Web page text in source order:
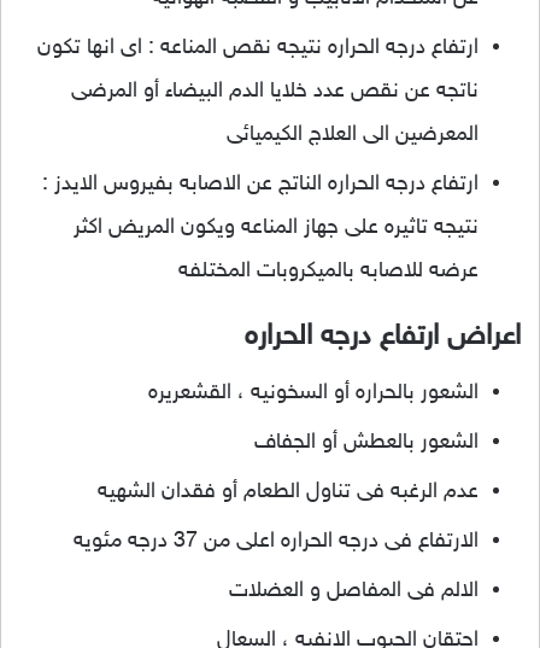
ارتفاع درجه الحراره نتيجه نقص المناعه : اى انها تكون
ناتجه عن نقص عدد خلايا الدم البيضاء أو المرضى
المعرضين الى العلاج الكيميائى
ارتفاع درجه الحراره الناتج عن الاصابه بفيروس الايدز :
نتيجه تاثيره على جهاز المناعه ويكون المريض اكثر
عرضه للاصابه بالميكروبات المختلفه
اعراض ارتفاع درجه الحراره
الشعور بالحراره أو السخونيه ، القشعريره
الشعور بالعطش أو الجفاف
عدم الرغبه فى تناول الطعام أو فقدان الشهيه
الارتفاع فى درجه الحراره اعلى من 37 درجه مئويه
الالم فى المفاصل و العضلات
احتقان الجيوب الانفيه ، السعال